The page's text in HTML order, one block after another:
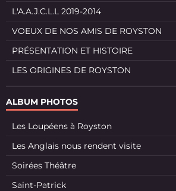
L'A.A.J.C.L.L 2019-2014
VOEUX DE NOS AMIS DE ROYSTON
PRÉSENTATION ET HISTOIRE
LES ORIGINES DE ROYSTON
ALBUM PHOTOS
Les Loupéens à Royston
Les Anglais nous rendent visite
Soirées Théâtre
Saint-Patrick